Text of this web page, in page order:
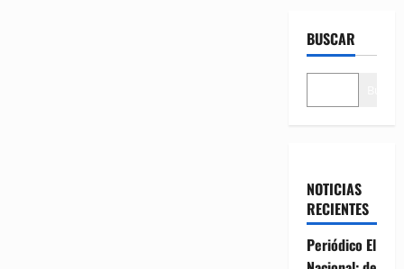
BUSCAR
NOTICIAS
RECIENTES
Periódico El